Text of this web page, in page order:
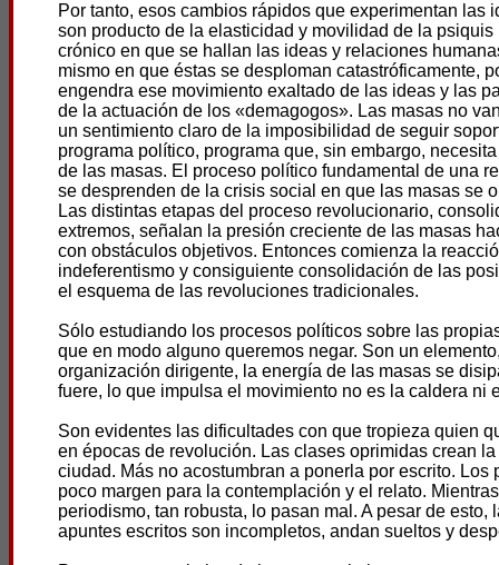
Por tanto, esos cambios rápidos que experimentan
son producto de la elasticidad y movilidad de la
crónico en que se hallan las ideas y relaciones
mismo en que éstas se desploman catastróficamente,
engendra ese movimiento exaltado de las ideas y las
de la actuación de los «demagogos». Las masas no
un sentimiento claro de la imposibilidad de seguir
programa político, programa que, sin embargo,
de las masas. El proceso político fundamental de una
se desprenden de la crisis social en que las masas se
Las distintas etapas del proceso revolucionario,
extremos, señalan la presión creciente de las masas
con obstáculos objetivos. Entonces comienza la
indeferentismo y consiguiente consolidación de las
el esquema de las revoluciones tradicionales.
Sólo estudiando los procesos políticos sobre las
que en modo alguno queremos negar. Son un
organización dirigente, la energía de las masas se
fuere, lo que impulsa el movimiento no es la caldera ni
Son evidentes las dificultades con que tropieza quien
en épocas de revolución. Las clases oprimidas crean
ciudad. Más no acostumbran a ponerla por escrito.
poco margen para la contemplación y el relato.
periodismo, tan robusta, lo pasan mal. A pesar de
apuntes escritos son incompletos, andan sueltos y